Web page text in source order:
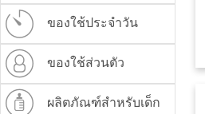
ของใช้ประจำวัน
ของใช้ส่วนตัว
ผลิตภัณฑ์สำหรับเด็ก